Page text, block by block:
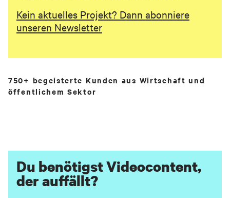
Kein aktuelles Projekt? Dann abonniere
unseren Newsletter
750+ begeisterte Kunden aus Wirtschaft und
öffentlichem Sektor
Du benötigst Videocontent,
der auffällt?